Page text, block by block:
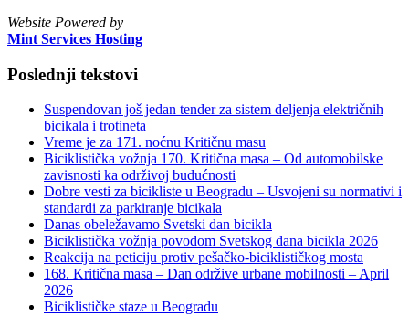
Website Powered by
Mint Services Hosting
Poslednji tekstovi
Suspendovan još jedan tender za sistem deljenja električnih
bicikala i trotineta
Vreme je za 171. noćnu Kritičnu masu
Biciklistička vožnja 170. Kritična masa – Od automobilske
zavisnosti ka održivoj budućnosti
Dobre vesti za bicikliste u Beogradu – Usvojeni su normativi i
standardi za parkiranje bicikala
Danas obeležavamo Svetski dan bicikla
Biciklistička vožnja povodom Svetskog dana bicikla 2026
Reakcija na peticiju protiv pešačko-biciklističkog mosta
168. Kritična masa – Dan održive urbane mobilnosti – April
2026
Biciklističke staze u Beogradu